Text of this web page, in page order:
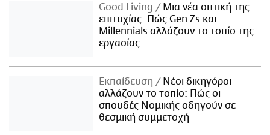
Good Living
Μια νέα οπτική της
επιτυχίας: Πώς Gen Zs και
Millennials αλλάζουν το τοπίο της
εργασίας
Εκπαίδευση
Νέοι δικηγόροι
αλλάζουν το τοπίο: Πώς οι
σπουδές Νομικής οδηγούν σε
θεσμική συμμετοχή